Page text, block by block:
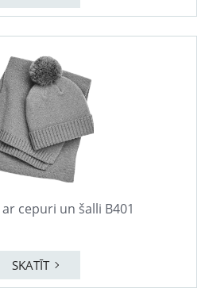
cepuri un šalli B401
SKATĪT